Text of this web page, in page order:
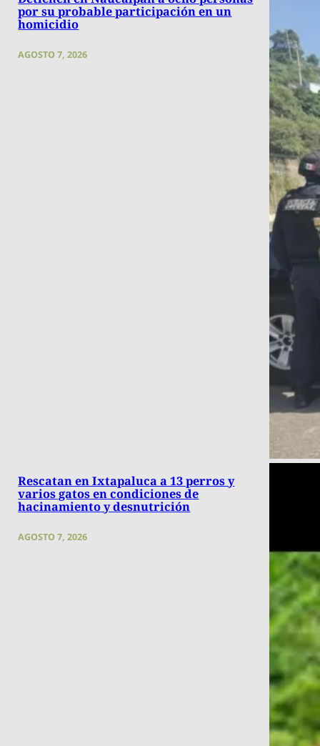
por su probable participación en un
homicidio
AGOSTO 7, 2026
Rescatan en Ixtapaluca a 13 perros y
varios gatos en condiciones de
hacinamiento y desnutrición
AGOSTO 7, 2026